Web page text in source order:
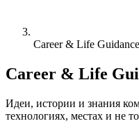
Career & Life Guidance
Career & Life
Идеи, истории и знания
технологиях, местах и не